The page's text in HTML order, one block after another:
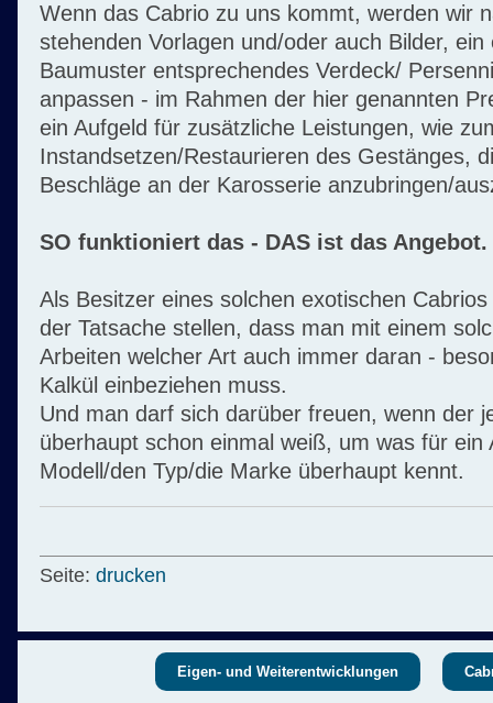
Wenn das Cabrio zu uns kommt, werden wir
stehenden Vorlagen und/oder auch Bilder, ein
Baumuster entsprechendes Verdeck/
anpassen - im Rahmen der hier genannten
ein Aufgeld für zusätzliche Leistungen, wie
Instandsetzen/Restaurieren des Gestänges,
Beschläge an der Karosserie anzubringen/
SO funktioniert das - DAS ist das Angebot.
Als Besitzer eines solchen exotischen
der Tatsache stellen, dass man mit einem
Arbeiten welcher Art auch immer daran -
Kalkül einbeziehen muss.
Und man darf sich darüber freuen, wenn der
überhaupt schon einmal weiß, um was für
Modell/den Typ/die Marke überhaupt kennt.
Seite: drucken
Eigen- und Weiterentwicklungen